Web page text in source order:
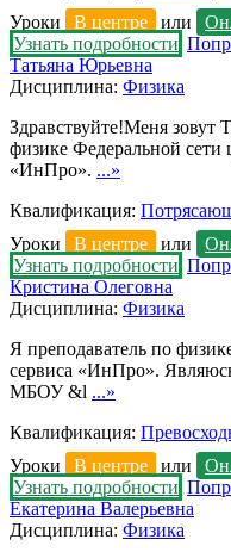
Уроки
В центре или
Узнать подробности
Татьяна Юрьевна
Дисциплина: Физика
Здравствуйте!Меня зовут
физике Федеральной
«ИнПро». ...»
Квалификация:
Уроки
В центре или
Узнать подробности
Кристина Олеговна
Дисциплина: Физика
Я преподаватель по
сервиса «ИнПро».
МБОУ &l ...»
Квалификация:
Уроки
В центре или
Узнать подробности
Екатерина Валерьевна
Дисциплина: Физика